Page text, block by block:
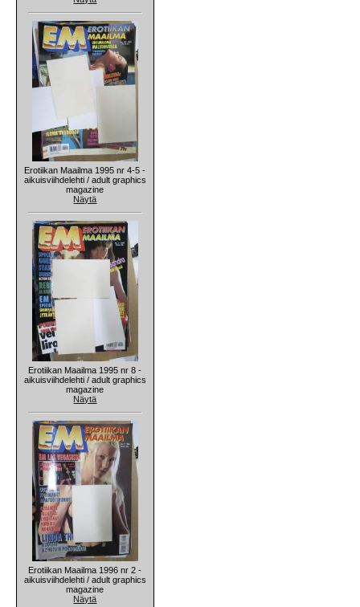
Erotiikan Maailma 1995 nr 4-5 -
aikuisviihdelehti / adult graphics
magazine
Näytä
Erotiikan Maailma 1995 nr 8 -
aikuisviihdelehti / adult graphics
magazine
Näytä
Erotiikan Maailma 1996 nr 2 -
aikuisviihdelehti / adult graphics
magazine
Näytä